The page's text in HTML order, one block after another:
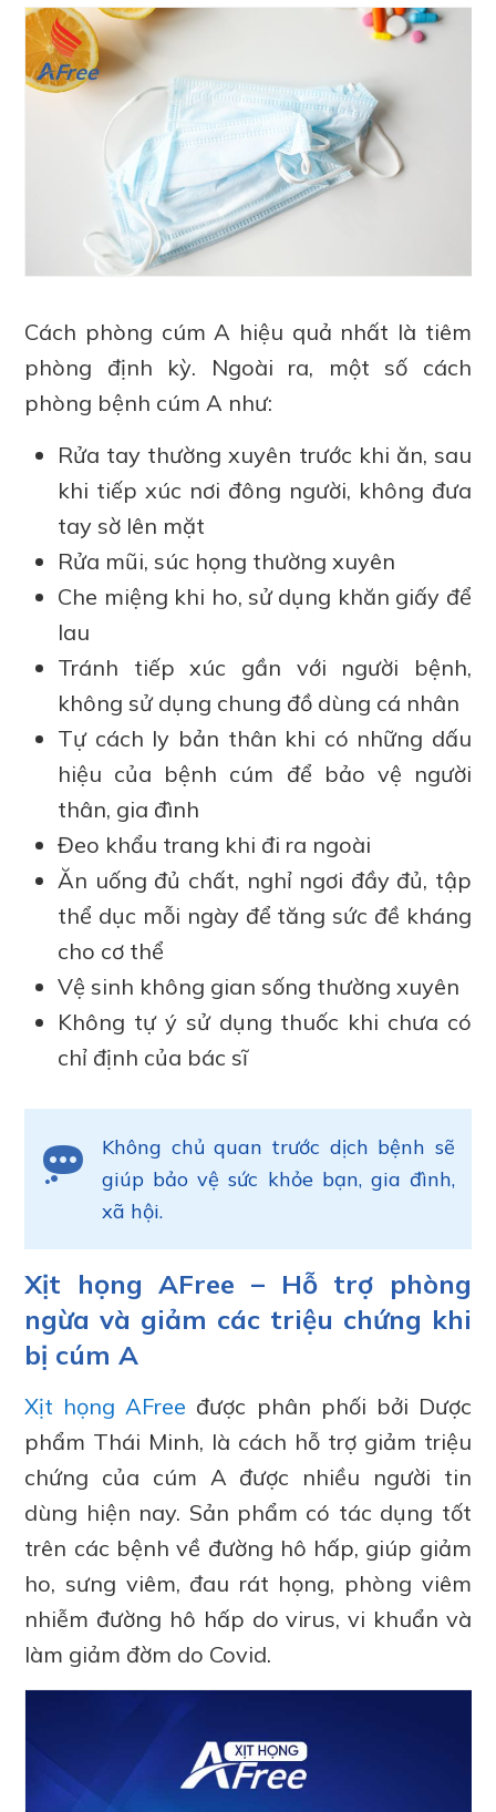
Cách phòng cúm A hiệu quả nhất là tiêm
phòng định kỳ. Ngoài ra, một số cách
phòng bệnh cúm A như:
Rửa tay thường xuyên trước khi ăn, sau
khi tiếp xúc nơi đông người, không đưa
tay sờ lên mặt
Rửa mũi, súc họng thường xuyên
Che miệng khi ho, sử dụng khăn giấy để
lau
Tránh tiếp xúc gần với người bệnh,
không sử dụng chung đồ dùng cá nhân
Tự cách ly bản thân khi có những dấu
hiệu của bệnh cúm để bảo vệ người
thân, gia đình
Đeo khẩu trang khi đi ra ngoài
Ăn uống đủ chất, nghỉ ngơi đầy đủ, tập
thể dục mỗi ngày để tăng sức đề kháng
cho cơ thể
Vệ sinh không gian sống thường xuyên
Không tự ý sử dụng thuốc khi chưa có
chỉ định của bác sĩ
Không chủ quan trước dịch bệnh sẽ
giúp bảo vệ sức khỏe bạn, gia đình,
xã hội.
Xịt họng AFree – Hỗ trợ phòng
ngừa và giảm các triệu chứng khi
bị cúm A
Xịt họng AFree được phân phối bởi Dược
phẩm Thái Minh, là cách hỗ trợ giảm triệu
chứng của cúm A được nhiều người tin
dùng hiện nay. Sản phẩm có tác dụng tốt
trên các bệnh về đường hô hấp, giúp giảm
ho, sưng viêm, đau rát họng, phòng viêm
nhiễm đường hô hấp do virus, vi khuẩn và
làm giảm đờm do Covid.